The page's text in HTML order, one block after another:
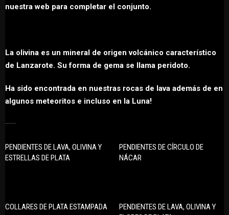
nuestra web para completar el conjunto.
La olivina es un mineral de origen volcánico característico
de Lanzarote. Su forma de gema se llama peridoto.
Ha sido encontrada en nuestras rocas de lava además de en
algunos meteoritos e incluso en la Luna!
PENDIENTES DE LAVA, OLIVINA Y
ESTRELLAS DE PLATA
PENDIENTES DE CÍRCULO DE
NÁCAR
COLLARES DE PLATA ESTAMPADA
PENDIENTES DE LAVA, OLIVINA Y